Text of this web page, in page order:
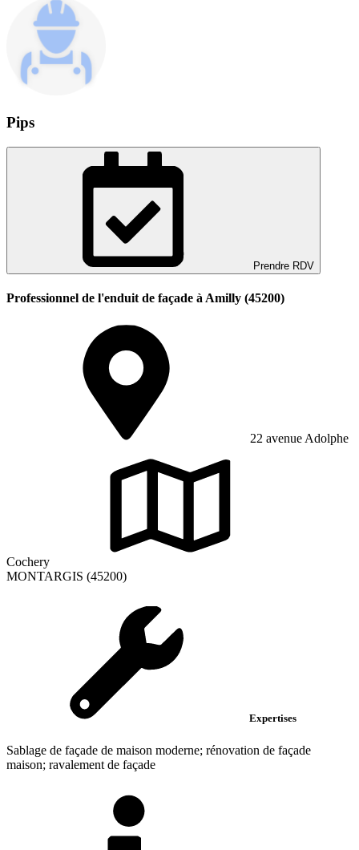
Pips
Prendre RDV
Professionnel de l'enduit de façade à Amilly (45200)
22 avenue Adolphe
Cochery
MONTARGIS (45200)
Expertises
Sablage de façade de maison moderne; rénovation de façade
maison; ravalement de façade